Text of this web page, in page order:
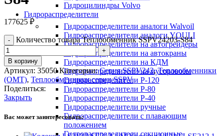
Гидроцилиндры Volvo
Гидрораспределители
Гидрораспределители аналоги Walvoil
Гидрораспределители аналоги YOULI
Гидрораспределители на автогрейдеры
Гидрораспределители на автокраны
Гидрораспределители на КДМ
Гидрораспределители на мусоровозы
Гидрораспределители Р-120
Гидрораспределители Р-80
Гидрораспределители Р-40
Гидрораспределители ручные
Гидрораспределители с плавающим
положением
Гидрораспределители секционные
177625 ₽
Количество товара Теплообменник SSPV24203-S84
В корзину
Артикул: 35050Категории: Серия SSPV242, Теплообменники
(OMT), Теплообменники серии SSPV
Поделиться:
Закрыть
Вас может заинтересовать: